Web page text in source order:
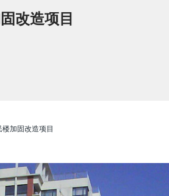
改造项目
加固改造项目